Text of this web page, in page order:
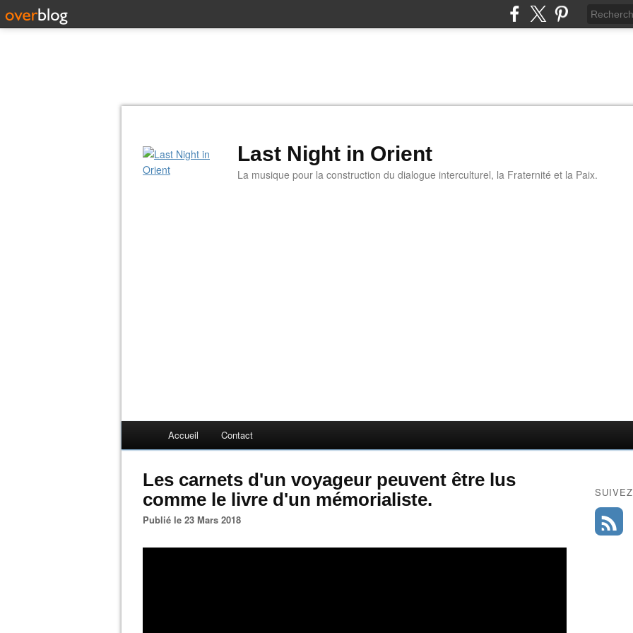
Last Night in Orient
La musique pour la construction du dialogue interculturel, la Fraternité et la Paix.
Accueil Contact
Les carnets d'un voyageur peuvent être lus
comme le livre d'un mémorialiste.
Publié le 23 Mars 2018